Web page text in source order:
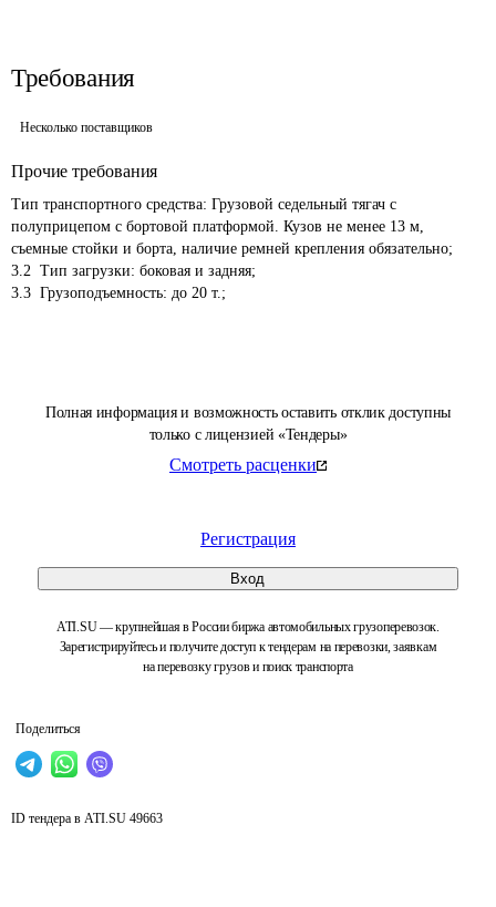
Полная информация и возможность оставить отклик доступны
только с лицензией «Тендеры»
Смотреть расценки
Регистрация
Вход
ATI.SU — крупнейшая в России биржа автомобильных грузоперевозок.
Зарегистрируйтесь и получите доступ к тендерам на перевозки, заявкам
на перевозку грузов и поиск транспорта
Поделиться
Требования
Несколько поставщиков
Прочие требования
Тип транспортного средства: Грузовой седельный тягач с
полуприцепом с бортовой платформой. Кузов не менее 13 м,
съемные стойки и борта, наличие ремней крепления обязательно;
3.2  Тип загрузки: боковая и задняя;
ID тендера в ATI.SU 49663